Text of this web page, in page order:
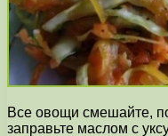
Все овощи смешайте,
заправьте маслом с